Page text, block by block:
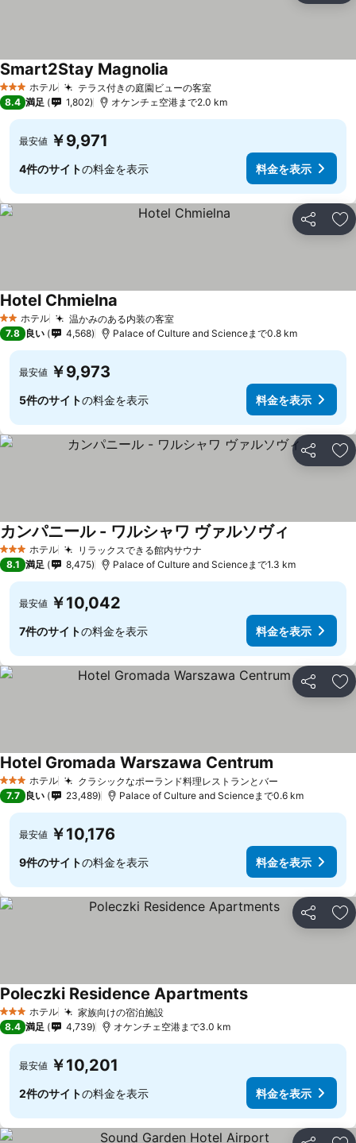
3 ホテルのランク
ホテル テラス付きの庭園ビューの客室料金を表示
Smart2Stay Magnolia
8.4 満足 1,802 オケンチェ空港まで2.0 km
最安値 ￥9,971
4件のサイトの料金を表示 料金を表示
シェア お
2 ホテルのランク
ホテル 温かみのある内装の客室料金を表示
Hotel Chmielna
7.8 良い 4,568 Palace of Culture and Scienceまで0.8 km
最安値 ￥9,973
5件のサイトの料金を表示 料金を表示
シェア お
3 ホテルのランク
ホテル リラックスできる館内サウナ
カンパニール - ワルシャワ ヴァルソヴィ
8.1 満足 8,475 Palace of Culture and Scienceまで1.3 km
最安値 ￥10,042
7件のサイトの料金を表示 料金を表示
シェア お
3 ホテルのランク
ホテル クラシックなポーランド料理レストランとバー
Hotel Gromada Warszawa Centrum
7.7 良い 23,489 Palace of Culture and Scienceまで0.6 km
最安値 ￥10,176
9件のサイトの料金を表示 料金を表示
シェア お
3 ホテルのランク
ホテル 家族向けの宿泊施設料金を表示
Poleczki Residence Apartments料金を表示
8.4 満足 4,739 オケンチェ空港まで3.0 km
最安値 ￥10,201
2件のサイトの料金を表示 料金を表示